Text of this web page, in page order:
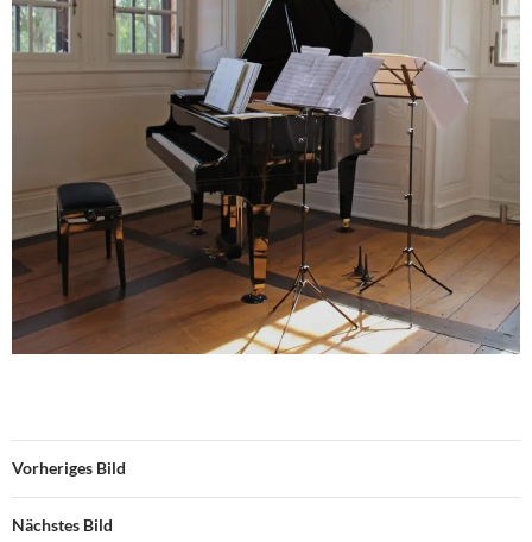
Vorheriges Bild
Nächstes Bild